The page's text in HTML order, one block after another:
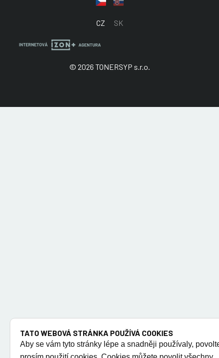
CZ SK
© 2026 TONERSYP s.r.o.
TATO WEBOVÁ STRÁNKA POUŽÍVÁ COOKIES
Aby se vám tyto stránky lépe a snadněji používaly,